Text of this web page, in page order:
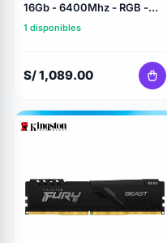
16Gb - 6400Mhz - RGB -
Cl32 - Ddr5 - Black
1 disponibles
S/ 1,089.00